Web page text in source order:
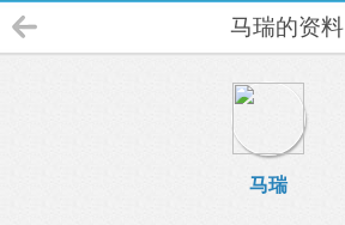
马瑞的资料
马瑞